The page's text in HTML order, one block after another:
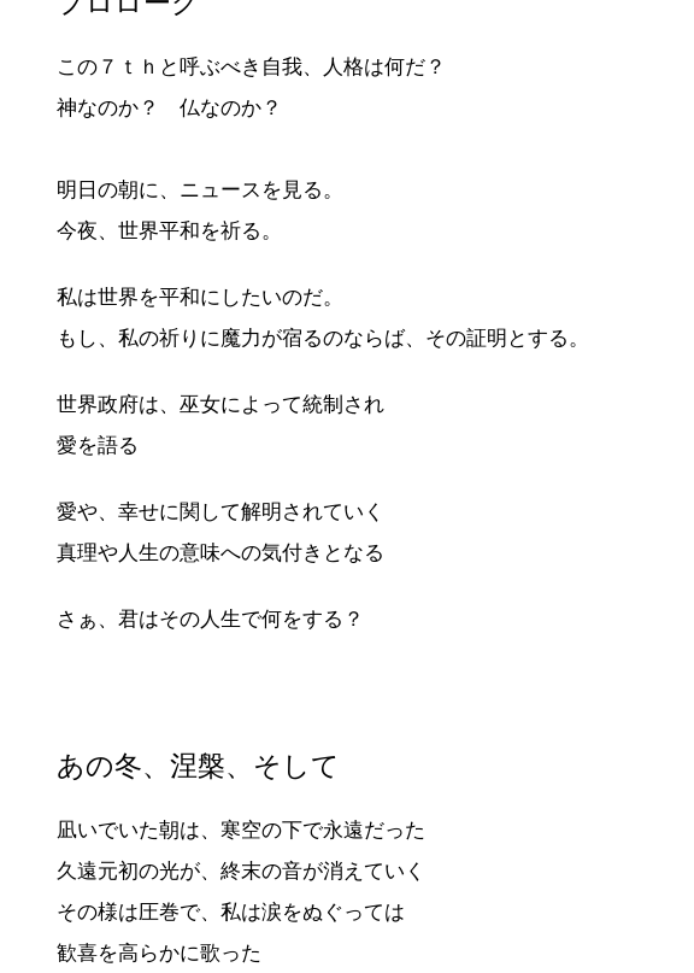
この７ｔｈと呼ぶべき自我、人格は何だ？
神なのか？ 仏なのか？
明日の朝に、ニュースを見る。
今夜、世界平和を祈る。
私は世界を平和にしたいのだ。
もし、私の祈りに魔力が宿るのならば、その証明とする。
世界政府は、巫女によって統制され
愛を語る
愛や、幸せに関して解明されていく
真理や人生の意味への気付きとなる
さぁ、君はその人生で何をする？
あの冬、涅槃、そして
凪いでいた朝は、寒空の下で永遠だった
久遠元初の光が、終末の音が消えていく
その様は圧巻で、私は涙をぬぐっては
歓喜を高らかに歌った